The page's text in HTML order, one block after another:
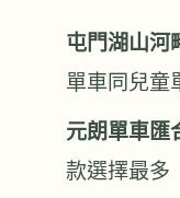
屯門湖山河
單車同兒童
元朗單車匯
款選擇最多